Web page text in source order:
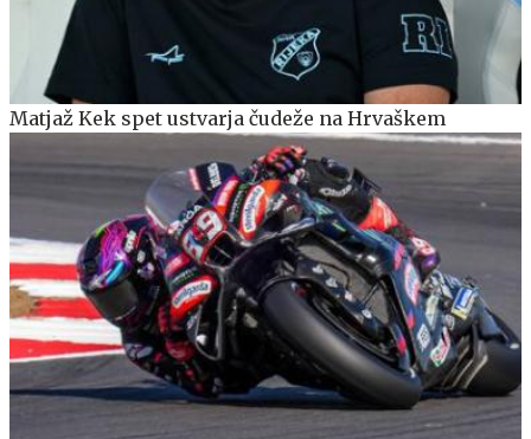
Matjaž Kek spet ustvarja čudeže na Hrvaškem